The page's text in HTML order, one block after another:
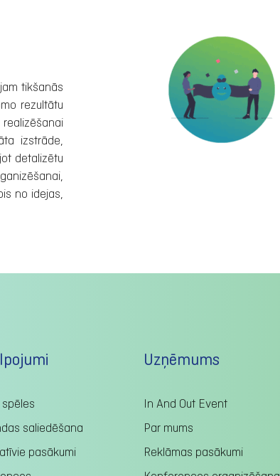
tikšanās
rezultātu
izstrāde,
detalizētu
no idejas,
saliedēšana
pasākumi
Uzņēmums
In And Out Event
Par mums
Reklāmas pasākumi